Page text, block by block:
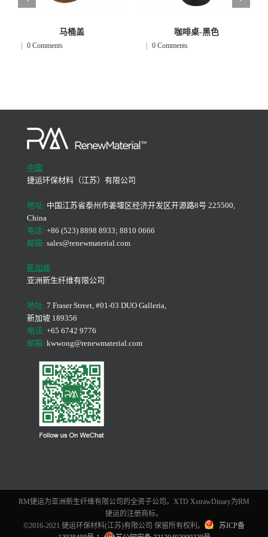
马桶盖
0 Comments
咖啡桌-黑色
0 Comments
中国
捷运环保材料（江苏）有限公司
地址: 中国江苏省泰州市姜堰区经济开发区开源路8号 225500,
China
电话: +86 (523) 8898 8933; 8810 0666
邮箱: sales@renewmaterial.com
新加坡
亚洲新生纤维有限公司
地址: 7 Fraser Street, #01-03 DUO Galleria,
新加坡 189356
电话: +65 6742 9776
邮箱: kwwong@renewmaterial.com
RM捷运为亚洲新生纤维有限公司的全资子公司。XTD XstrawDinary为RM
捷运的注册商标。
©2016-2021 捷运环保材料(江苏)有限公司 保留所有权利。
苏ICP备